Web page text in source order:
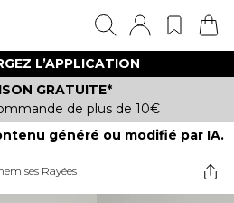
L’APPLICATION
GRATUITE*
de plus de 10€
généré ou modifié par IA.
Rayées